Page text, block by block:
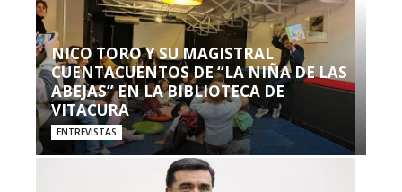
NICO TORO Y SU MAGISTRAL
CUENTACUENTOS DE “LA NIÑA DE LAS
ABEJAS” EN LA BIBLIOTECA DE
VITACURA
ENTREVISTAS